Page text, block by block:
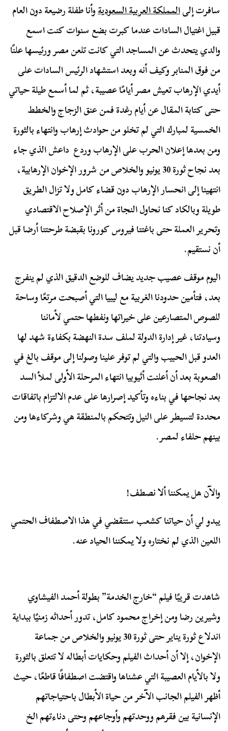
سافرت إلىالمملكة العربية السعوديةوأنا طفلة رضيعة دون العام
قبيل اغتيال السادات عندما كبرت بضع سنوات كنت اسمع
والدي يتحدث عن المساجد التي كانت تلعن مصر ورئيسها علنًا
من فوق المنابر وكيف أنه وبعد استشهاد الرئيس السادات على
أيدي الإرهاب تعيش مصر أيامًا عصيبة، ثم لما أسمع طيلة حياتي
حتى كتابة المقال عن أيام رغدة فمن عنق الزجاج والخطط
الخمسية لمبارك التي لم تخلو من حوادث إرهاب وانتهاء بالثورة
ومن بعدها إعلان الحرب على الإرهاب وردع داعش الذي جاء
بعد نجاح ثورة 30 يونيو والخلاص من شرور الإخوان الإرهابية،
انتهينا إلى انحسار الإرهاب دون قضاء كامل ولا تزال الطريق
طويلة وبالكاد كنا نحاول النجاة من أثر الإصلاح الاقتصادي
وتحرير العملة حتى باغتنا فيروس كورونا بقبضة طرحتنا أرضا قبل
أن نستقيم.
اليوم موقف عصيب جديد يضاف للوضع الدقيق الذي لم ينفرج
بعد، فتأمين حدودنا الغربية مع ليبيا التي أصبحت مرتعًا وساحة
للصوص المتصارعين على خيراتها ونفطها حتمي لأماننا
وسيادتنا، غير إدارة الدولة لملف سدة النهضة بكفاءة شهد لها
العدو قبل الحبيب والتي لم توفر علينا وصولنا إلى موقف بالغ في
الصعوبة بعد أن أعلنت أثيوبيا انتهاء المرحلة الأولى لملأ السد
بعد نجاحها في بناءه وتأكيد إصرارها على عدم الالتزام باتفاقات
محددة لتسيطر على النيل وتتحكم بالمنطقة هي وشركاءها ومن
بينهم حلفاء لمصر.
والآن هل يمكننا ألا نصطف!
يبدو لي أن حياتنا كشعب ستنقضي في هذا الاصطفاف الحتمي
اللعين الذي لم نختاره ولا يمكننا الحياد عنه.
شاهدت قريبًا فيلم “خارج الخدمة” بطولة أحمد الفيشاوي
وشيرين رضا ومن إخراج محمود كامل، تدور أحداثه زمنيًا ببداية
اندلاع ثورة يناير حتى ثورة 30 يونيو والخلاص من جماعة
الإخوان، إلا أن أحداث الفيلم وحكايات أبطاله لا تتعلق بالثورة
ولا بالأيام العصيبة التي عشناها واقتضت اصطفافًا قاطعًا، حيث
أظهر الفيلم الجانب الآخر من حياة الأبطال باحتياجاتهم
الإنسانية بين فقرهم ووحدتهم وأوجاعهم وحتى دناءتهم الخ